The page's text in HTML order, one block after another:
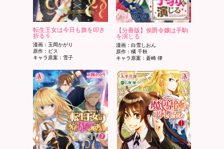
転生王女は今日も旗を叩き
折る 6
漫画：玉岡かがり
原作：ビス
キャラ原案：雪子
【分冊版】侯爵令嬢は手駒
を演じる
漫画：白雪しおん
原作：橘 千秋
キャラ原案：蒼崎 律